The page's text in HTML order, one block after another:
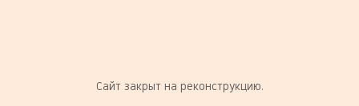
Сайт закрыт на реконструкцию.